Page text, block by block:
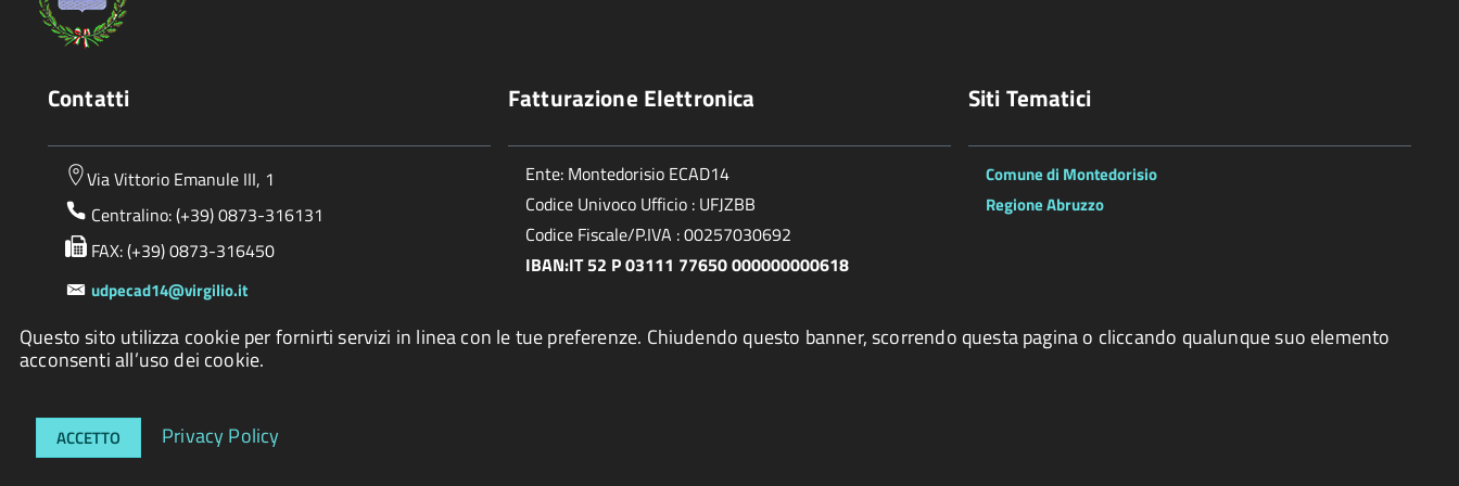
Contatti
Via Vittorio Emanule III, 1
Centralino: (+39) 0873-316131
FAX: (+39) 0873-316450
udpecad14@virgilio.it
Fatturazione Elettronica
Ente: Montedorisio ECAD14
Codice Univoco Ufficio : UFJZBB
Codice Fiscale/P.IVA : 00257030692
IBAN:IT 52 P 03111 77650 000000000618
Siti Tematici
Comune di Montedorisio
Regione Abruzzo
Questo sito utilizza cookie per fornirti servizi in linea con le tue preferenze. Chiudendo questo banner, scorrendo questa pagina o cliccando qualunque suo elemento
acconsenti all’uso dei cookie.
ACCETTO Privacy Policy